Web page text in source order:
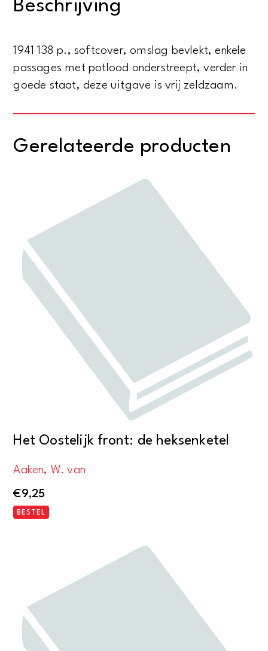
Beschrijving
1941 138 p., softcover, omslag bevlekt, enkele
passages met potlood onderstreept, verder in
goede staat, deze uitgave is vrij zeldzaam.
Gerelateerde producten
Het Oostelijk front: de heksenketel
Aaken, W. van
€9,25
BESTEL